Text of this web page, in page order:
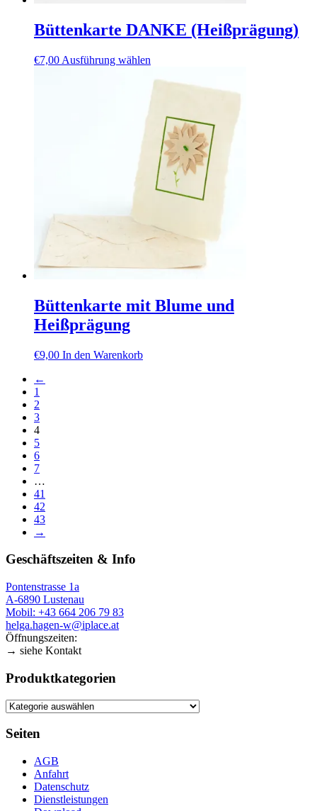
Büttenkarte DANKE (Heißprägung)
€7,00 Ausführung wählen
weist
mehrere
auf.
Die
Optionen
können
auf
der
Produktseite
werden
Büttenkarte mit Blume und
Heißprägung
€9,00 In den Warenkorb
←
1
2
3
4
5
6
7
…
41
42
43
→
Geschäftszeiten & Info
Pontenstrasse 1a
A-6890 Lustenau
Mobil: +43 664 206 79 83
helga.hagen-w@iplace.at
Öffnungszeiten:
→ siehe Kontakt
Produktkategorien
Seiten
AGB
Anfahrt
Datenschutz
Dienstleistungen